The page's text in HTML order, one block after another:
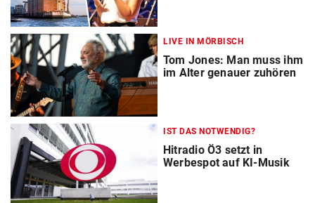
LIVE IN MÖRBISCH
Tom Jones: Man muss ihm
im Alter genauer zuhören
IST DAS NOTWENDIG?
Hitradio Ö3 setzt in
Werbespot auf KI-Musik